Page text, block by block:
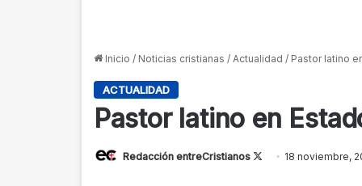
Inicio / Noticias cristianas / Actualidad / Pastor latino
ACTUALIDAD
Pastor latino en
Redacción entreCristianos
Follow18 noviembre,